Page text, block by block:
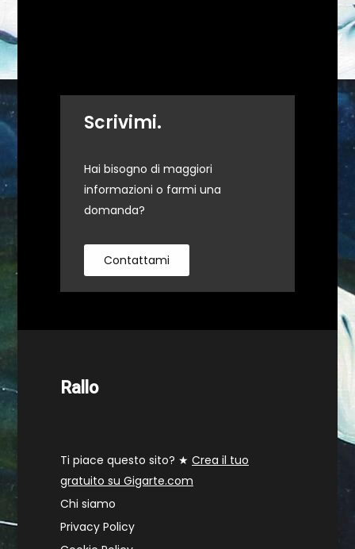
Scrivimi.
Hai bisogno di maggiori
informazioni o farmi una
domanda?
Contattami
Rallo
Ti piace questo sito? ★ Crea il tuo
gratuito su Gigarte.com
Chi siamo
Privacy Policy